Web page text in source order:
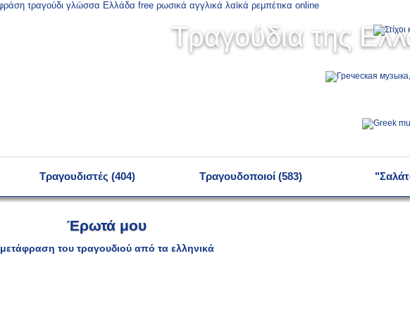
Τραγούδια της
Τραγουδιστές (404) Τραγουδοποιοί (583)
Έρωτά μου
μετάφραση του τραγουδιού από τα ελληνικά